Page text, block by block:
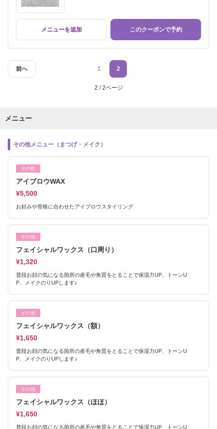
メニューを追加 このクーポンで予約
前へ 1 2
2 / 2ページ
メニュー
その他メニュー（まつげ・メイク）
その他
アイブロウWAX
¥5,500
お好みや骨格に合わせたアイブロウスタイリング
その他
フェイシャルワックス（口周り）
¥1,320
普段お顔の気になる箇所の産毛や角質をとることで保湿力UP、トーンU
P、メイクのりUPします♪
その他
フェイシャルワックス（額）
¥1,650
普段お顔の気になる箇所の産毛や角質をとることで保湿力UP、トーンU
P、メイクのりUPします♪
その他
フェイシャルワックス（ほほ）
¥1,650
普段お顔の気になる箇所の産毛や角質をとることで保湿力UP、トーンU